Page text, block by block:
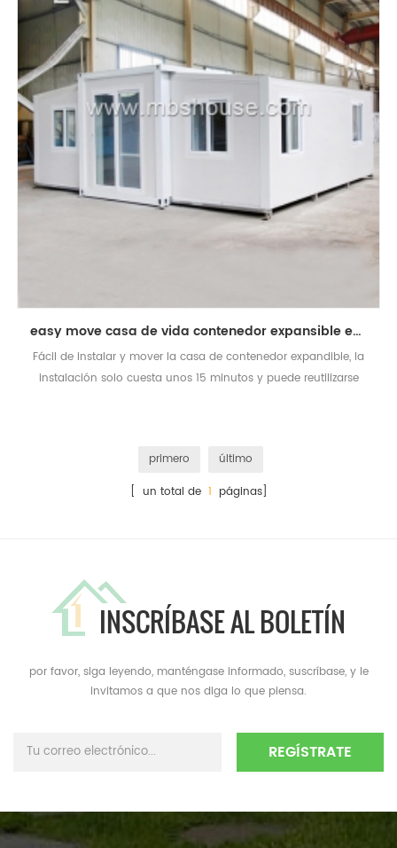
easy move casa de vida contenedor expansible en venta
Fácil de instalar y mover la casa de contenedor expandible, la
instalación solo cuesta unos 15 minutos y puede reutilizarse
primero
último
[ un total de 1 páginas]
INSCRÍBASE AL BOLETÍN
por favor, siga leyendo, manténgase informado, suscríbase, y le
invitamos a que nos diga lo que piensa.